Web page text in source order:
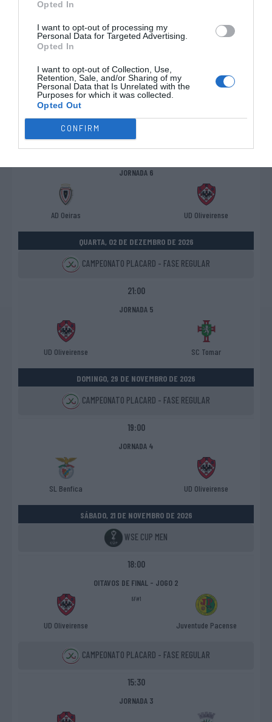
Opted In
I want to opt-out of processing my
Personal Data for Targeted Advertising.
Opted In
I want to opt-out of Collection, Use,
Retention, Sale, and/or Sharing of my
Personal Data that Is Unrelated with the
Purposes for which it was collected.
Opted Out
CONFIRM
JORNADA 7
UD Oliveirense OC Barcelos
SÁBADO, 05 DE DEZEMBRO DE 2026
CAMPEONATO PLACARD - FASE REGULAR
JORNADA 6
AD Oeiras UD Oliveirense
QUARTA, 02 DE DEZEMBRO DE 2026
CAMPEONATO PLACARD - FASE REGULAR
21:00
JORNADA 5
UD Oliveirense SC Tomar
DOMINGO, 29 DE NOVEMBRO DE 2026
CAMPEONATO PLACARD - FASE REGULAR
19:00
JORNADA 4
SL Benfica UD Oliveirense
SÁBADO, 21 DE NOVEMBRO DE 2026
WSE CUP MEN
18:00
OITAVOS DE FINAL - JOGO 2
UD Oliveirense
8F#1
Juventude Pacense
CAMPEONATO PLACARD - FASE REGULAR
15:30
JORNADA 3